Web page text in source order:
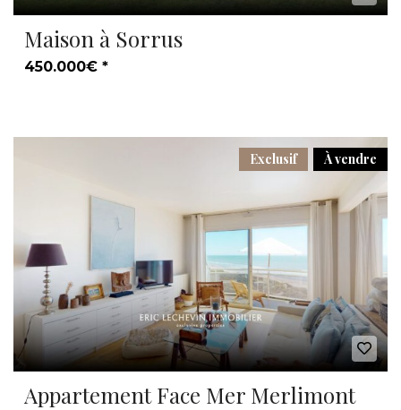
Maison à Sorrus
450.000€ *
À vendre
Exclusif
Appartement Face Mer Merlimont